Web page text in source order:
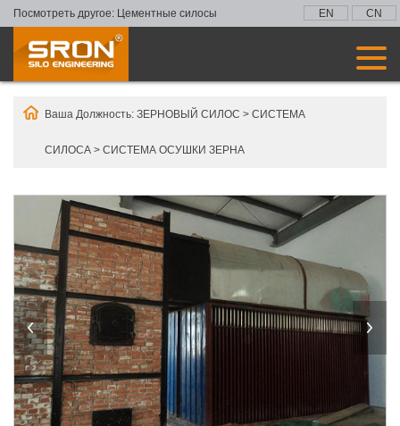
Посмотреть другое: Цементные силосы EN CN
Ваша Должность: ЗЕРНОВЫЙ СИЛОС > СИСТЕМА
СИЛОСА > СИСТЕМА ОСУШКИ ЗЕРНА